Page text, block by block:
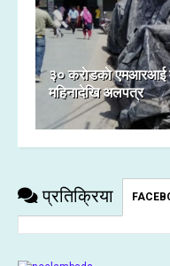
३० कराेडकाे एमआरआई
महिनादेखि अलपत्र
प्रतिक्रिया